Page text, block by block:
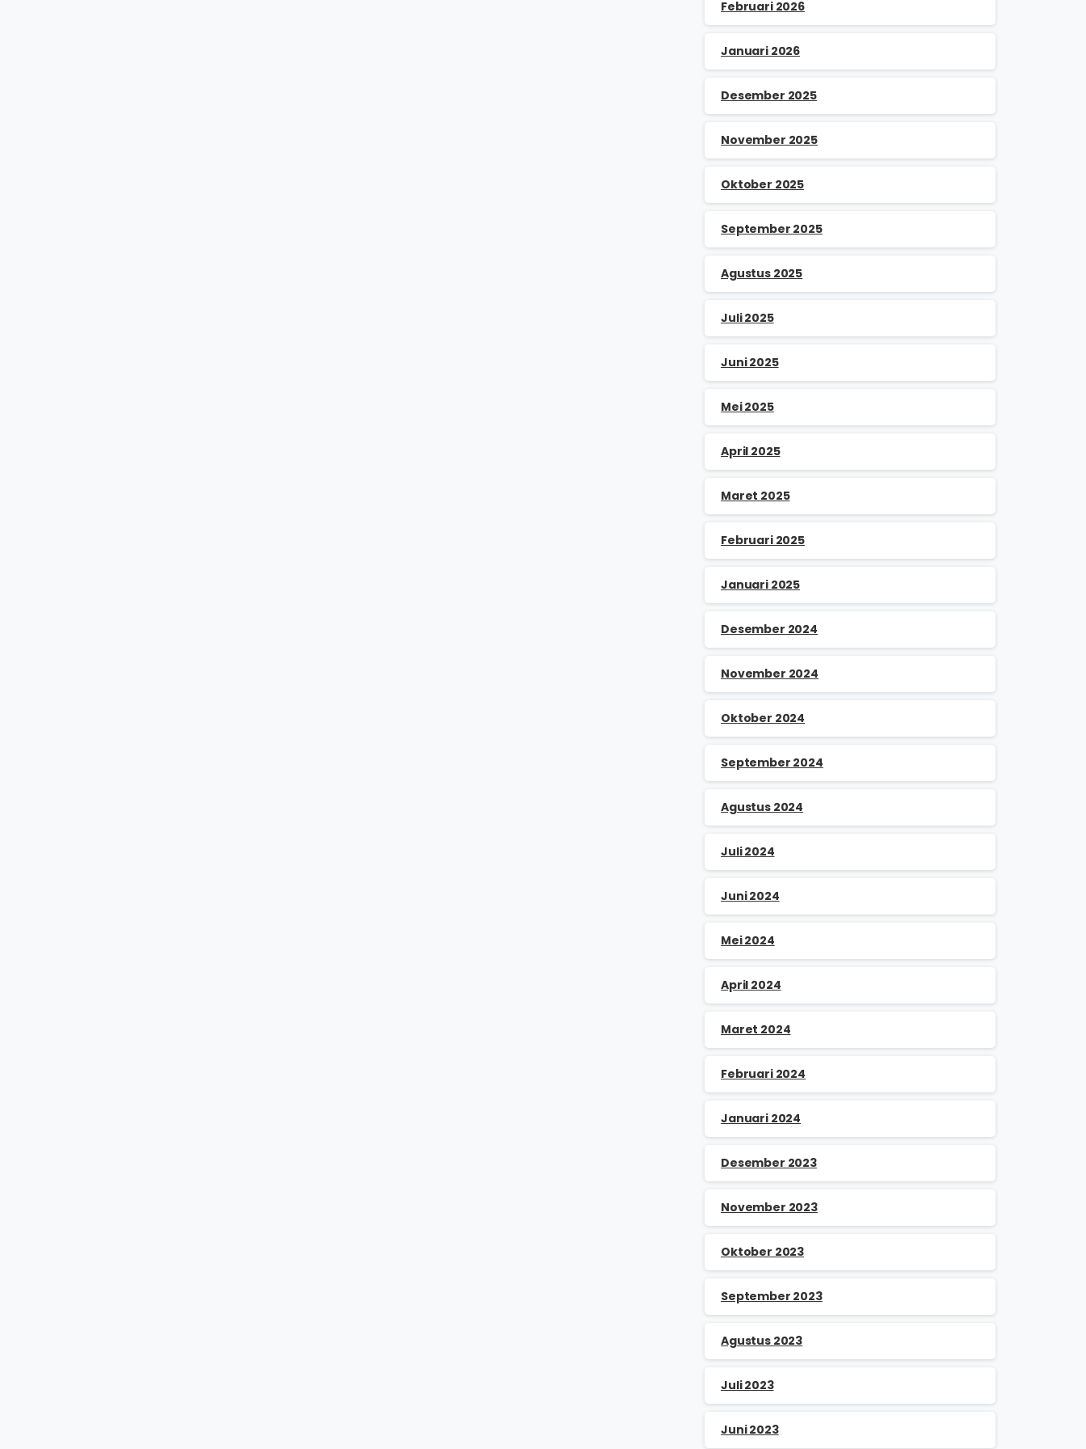
Februari 2026
Januari 2026
Desember 2025
November 2025
Oktober 2025
September 2025
Agustus 2025
Juli 2025
Juni 2025
Mei 2025
April 2025
Maret 2025
Februari 2025
Januari 2025
Desember 2024
November 2024
Oktober 2024
September 2024
Agustus 2024
Juli 2024
Juni 2024
Mei 2024
April 2024
Maret 2024
Februari 2024
Januari 2024
Desember 2023
November 2023
Oktober 2023
September 2023
Agustus 2023
Juli 2023
Juni 2023